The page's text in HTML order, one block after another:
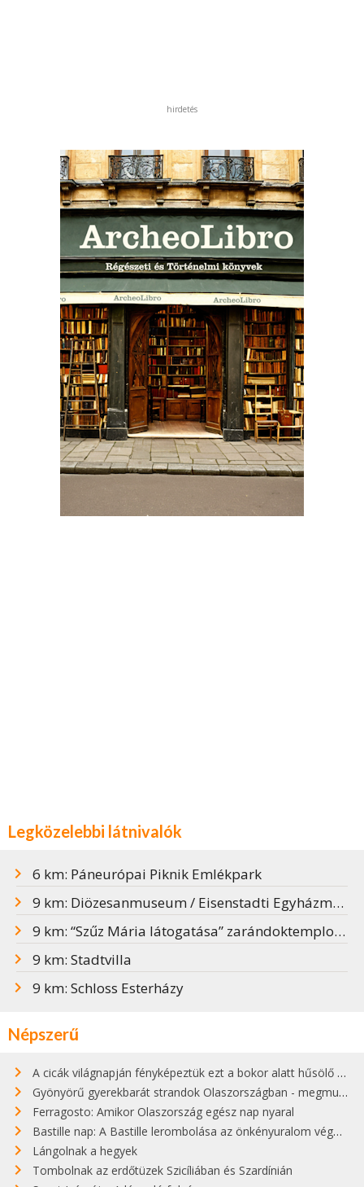
hirdetés
Legközelebbi látnivalók
6 km: Páneurópai Piknik Emlékpark
9 km: Diözesanmuseum / Eisenstadti Egyházmegyei Múzeum
9 km: “Szűz Mária látogatása” zarándoktemplom és a Haydn-mauzóleum
9 km: Stadtvilla
9 km: Schloss Esterházy
Népszerű
A cicák világnapján fényképeztük ezt a bokor alatt hűsölő cicát Kisorosziban
Gyönyörű gyerekbarát strandok Olaszországban - megmutatjuk a 15 legjobbat
Ferragosto: Amikor Olaszország egész nap nyaral
Bastille nap: A Bastille lerombolása az önkényuralom végét jelentette
Lángolnak a hegyek
Tombolnak az erdőtüzek Szicíliában és Szardínián